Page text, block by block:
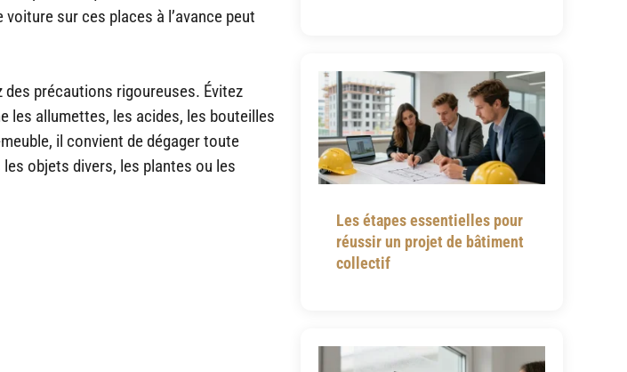
sur ces places à l’avance peut
précautions rigoureuses. Évitez
les allumettes, les acides, les bouteilles
il convient de dégager toute
objets divers, les plantes ou les
Les étapes essentielles pour
réussir un projet de bâtiment
collectif